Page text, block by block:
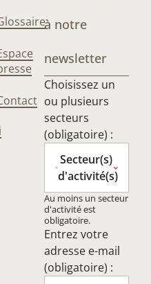
à notre
newsletter
Choisissez un
ou plusieurs
secteurs
(obligatoire) :
Secteur(s)
d'activité(s)
Au moins un secteur
d'activité est
obligatoire.
Entrez votre
adresse e-mail
(obligatoire) :